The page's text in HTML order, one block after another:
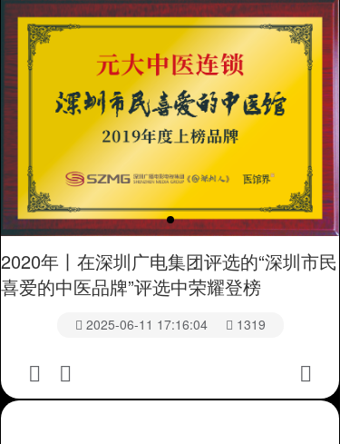
2020年丨在深圳广电集团评选的“深圳市民
喜爱的中医品牌”评选中荣耀登榜
2025-06-11 17:16:04 1319